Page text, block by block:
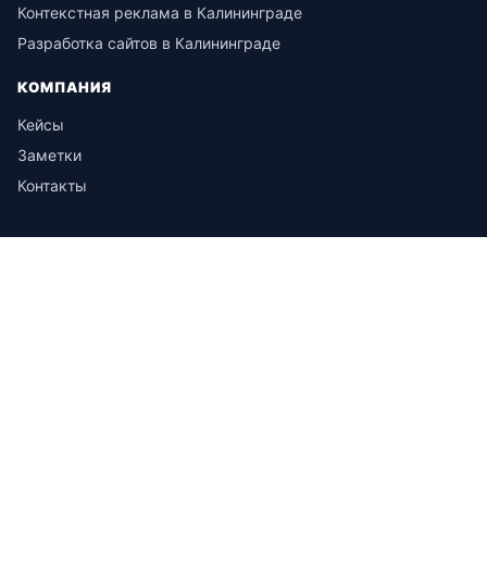
Контекстная реклама в Калининграде
Разработка сайтов в Калининграде
КОМПАНИЯ
Кейсы
Заметки
Контакты